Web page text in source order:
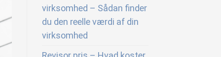
virksomhed – Sådan finder
du den reelle værdi af din
virksomhed